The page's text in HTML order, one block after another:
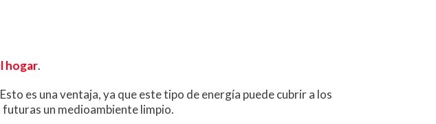
hogar.
es una ventaja, ya que este tipo de energía puede cubrir a los
un medioambiente limpio.